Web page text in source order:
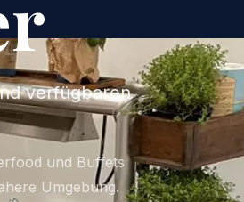
verfügbaren
und Buffets
Umgebung.